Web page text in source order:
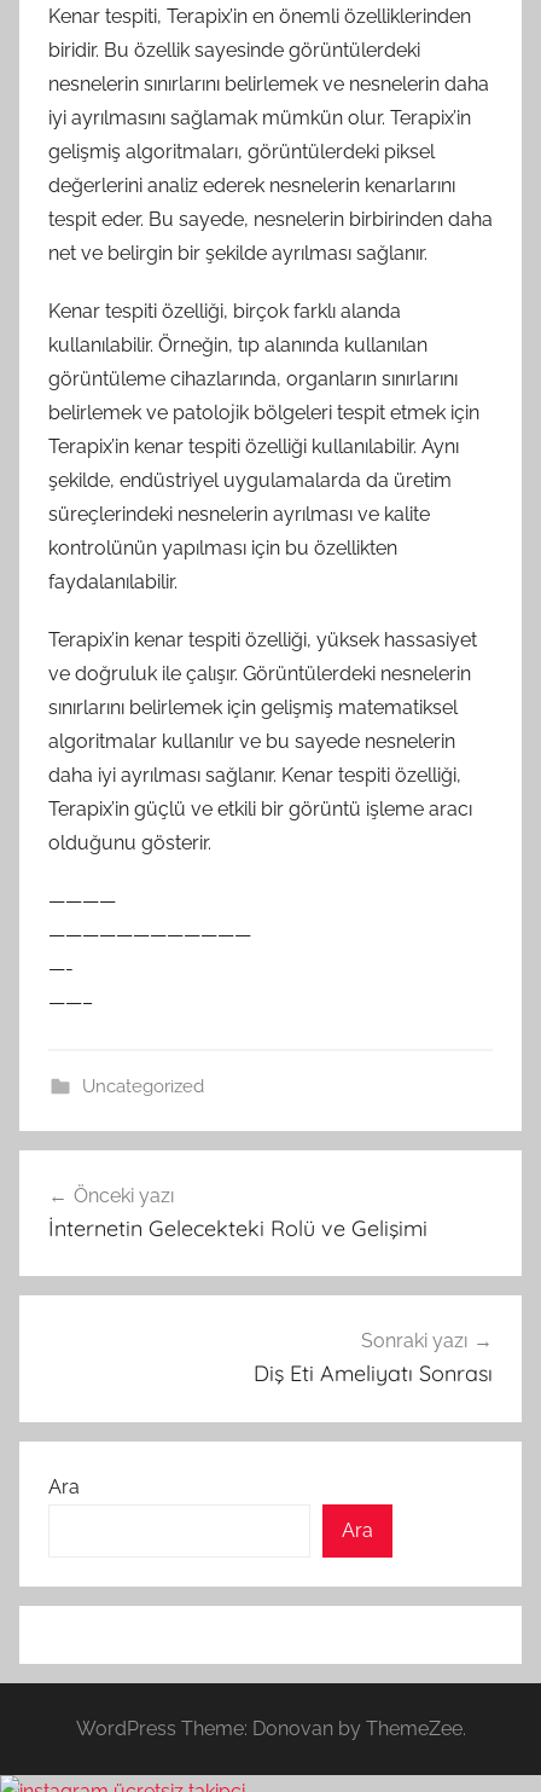
Kenar tespiti, Terapix’in en önemli özelliklerinden
biridir. Bu özellik sayesinde görüntülerdeki
nesnelerin sınırlarını belirlemek ve nesnelerin daha
iyi ayrılmasını sağlamak mümkün olur. Terapix’in
gelişmiş algoritmaları, görüntülerdeki piksel
değerlerini analiz ederek nesnelerin kenarlarını
tespit eder. Bu sayede, nesnelerin birbirinden daha
net ve belirgin bir şekilde ayrılması sağlanır.
Kenar tespiti özelliği, birçok farklı alanda
kullanılabilir. Örneğin, tıp alanında kullanılan
görüntüleme cihazlarında, organların sınırlarını
belirlemek ve patolojik bölgeleri tespit etmek için
Terapix’in kenar tespiti özelliği kullanılabilir. Aynı
şekilde, endüstriyel uygulamalarda da üretim
süreçlerindeki nesnelerin ayrılması ve kalite
kontrolünün yapılması için bu özellikten
faydalanılabilir.
Terapix’in kenar tespiti özelliği, yüksek hassasiyet
ve doğruluk ile çalışır. Görüntülerdeki nesnelerin
sınırlarını belirlemek için gelişmiş matematiksel
algoritmalar kullanılır ve bu sayede nesnelerin
daha iyi ayrılması sağlanır. Kenar tespiti özelliği,
Terapix’in güçlü ve etkili bir görüntü işleme aracı
olduğunu gösterir.
————
————————————
—-
——–
Uncategorized
gezinmesi
Önceki yazı
İnternetin Gelecekteki Rolü ve Gelişimi
Sonraki yazı
Diş Eti Ameliyatı Sonrası
Ara
Ara
WordPress Theme: Donovan by ThemeZee.